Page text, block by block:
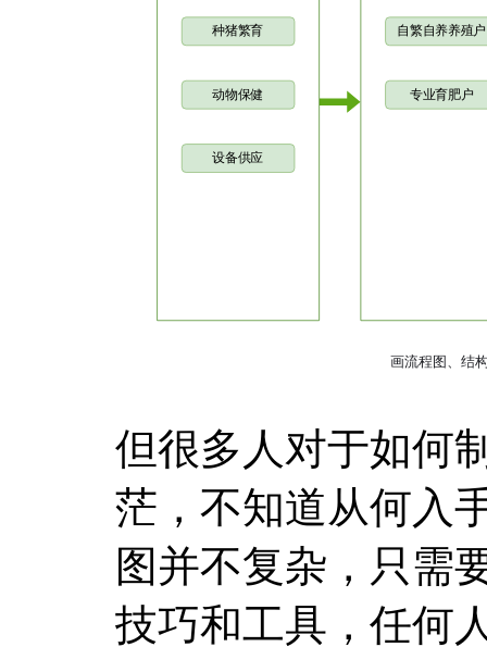
但很多人对于如何
茫，不知道从何入
图并不复杂，只需
技巧和工具，任何